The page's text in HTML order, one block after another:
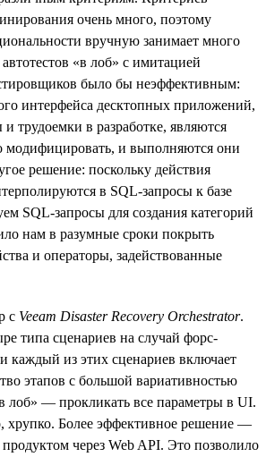
очень много, поэтому
вручную занимает много
«в лоб» с имитацией
было бы неэффективным:
интерфейса десктопных приложений,
трудоемки в разработке, являются
модифицировать, и выполняются они
решение: поскольку действия
в SQL-запросы к базе
SQL-запросы для создания категорий
нам в разумные сроки покрыть
и операторы, задействованные
с Veeam Disaster Recovery Orchestrator.
типа сценариев на случай форс-
каждый из этих сценариев включает
этапов c большой вариативностью
лоб» — прокликать все параметры в UI.
хрупко. Более эффективное решение —
продуктом через Web API. Это позволило